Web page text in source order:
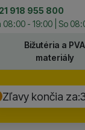
918 955 800
08:00 - 19:00 | So
Bižutéria a PVA
materiály
Zľavy končia za: